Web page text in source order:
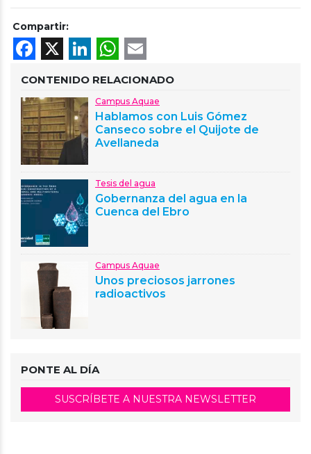
Compartir:
Facebook
X LinkedIn
WhatsApp
CONTENIDO RELACIONADO
Campus Aquae
Hablamos con Luis Gómez
Canseco sobre el Quijote de
Avellaneda
Tesis del agua
Gobernanza del agua en la
Cuenca del Ebro
Campus Aquae
Unos preciosos jarrones
radioactivos
PONTE AL DÍA
SUSCRÍBETE A NUESTRA NEWSLETTER